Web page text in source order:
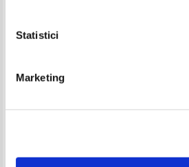
Statistici
Marketing
Adaugă în coș